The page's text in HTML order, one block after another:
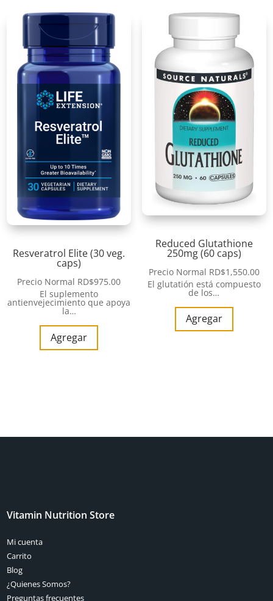
Resveratrol Elite (30 veg.
caps)
Precio Normal RD$975.00
El suplemento
antienvejecimiento que apoya
la…
Agregar
Reduced Glutathione
250mg (60 caps)
Precio Normal RD$1,550.00
El glutatión está compuesto
de los…
Agregar
Vitamin Nutrition Store
Mi cuenta
Carrito
Blog
¿Quienes Somos?
Preguntas frecuentes